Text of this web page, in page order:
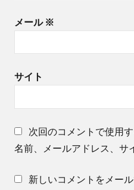
メール ※
サイト
次回のコメントで使用
名前、メールアドレス、サ
新しいコメントをメー